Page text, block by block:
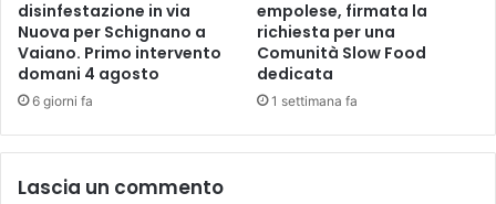
g
l
i
o
2
2
l
a
c
a
l
l
p
e
disinfestazione in via
Nuova per Schignano a
Vaiano. Primo intervento
domani 4 agosto
6 giorni fa
empolese, firmata la
richiesta per una
Comunità Slow Food
dedicata
1 settimana fa
Lascia un commento